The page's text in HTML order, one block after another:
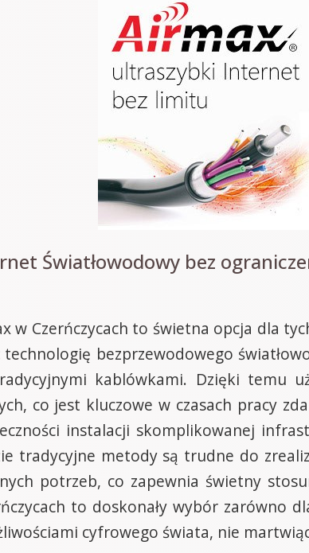
Światłowodowy bez
w Czerńczycach to świetna opcja dla
bezprzewodowego
kablówkami. Dzięki temu
co jest kluczowe w czasach pracy
instalacji skomplikowanej
tradycyjne metody są trudne do
potrzeb, co zapewnia świetny
to doskonały wybór zarówno
cyfrowego świata, nie